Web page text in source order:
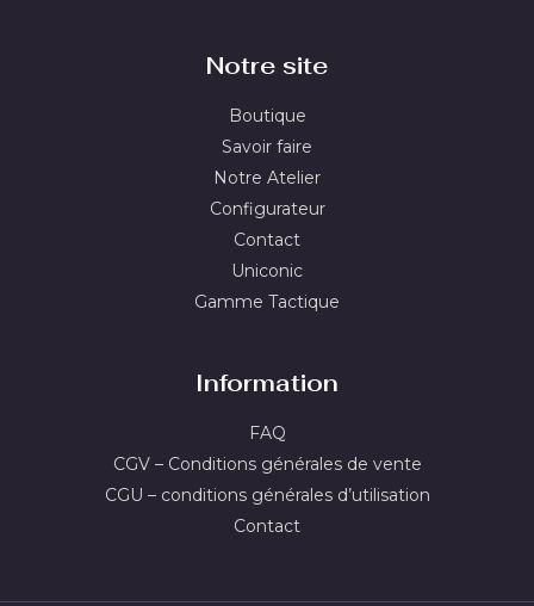
Notre site
Boutique
Savoir faire
Notre Atelier
Configurateur
Contact
Uniconic
Gamme Tactique
Information
FAQ
CGV – Conditions générales de vente
CGU – conditions générales d’utilisation
Contact